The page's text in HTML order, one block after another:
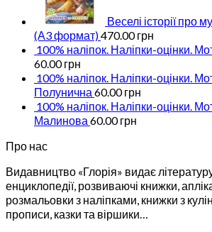
Веселі історії про
(А3 формат)470.00грн
100% наліпок. Наліпки-оцінки.
60.00грн
100% наліпок. Наліпки-оцінки.
Полунична 60.00грн
100% наліпок. Наліпки-оцінки.
Малинова 60.00грн
Про нас
Видавництво «Глорія» видає
енциклопедії, розвиваючі книжки,
розмальовки з наліпками, книжки з
прописи, казки та віршики…